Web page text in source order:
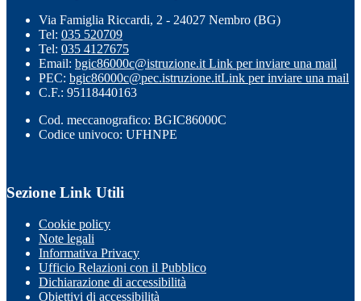
Via Famiglia Riccardi, 2 - 24027 Nembro (BG)
Tel: 035 520709
Tel: 035 4127675
Email: bgic86000c@istruzione.it Link per inviare una mail
PEC: bgic86000c@pec.istruzione.itLink per inviare una mail
C.F.: 95118440163
Cod. meccanografico: BGIC86000C
Codice univoco: UFHNPE
Sezione Link Utili
Cookie policy
Note legali
Informativa Privacy
Ufficio Relazioni con il Pubblico
Dichiarazione di accessibilità
Obiettivi di accessibilità